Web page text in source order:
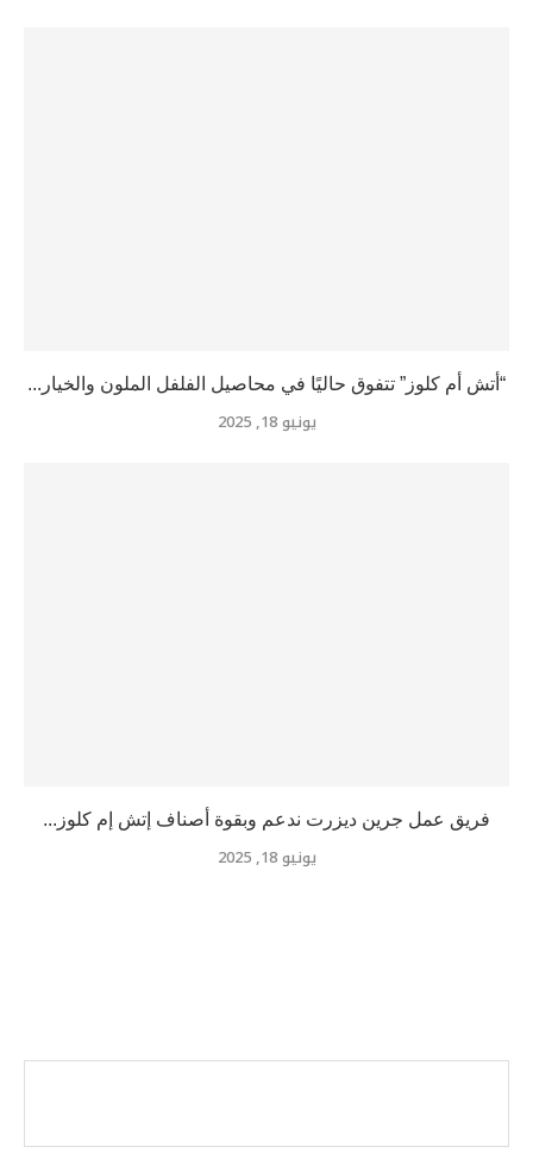
“أتش أم كلوز” تتفوق حاليًا في محاصيل الفلفل الملون والخيار...
يونيو 18, 2025
فريق عمل جرين ديزرت ندعم وبقوة أصناف إتش إم كلوز...
يونيو 18, 2025